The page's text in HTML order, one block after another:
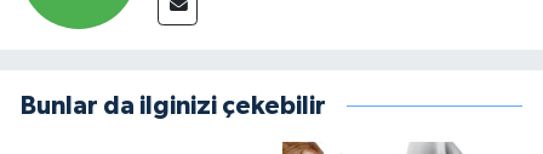
Bunlar da ilginizi çekebilir